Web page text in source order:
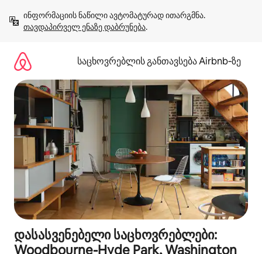
გადასვლა
თავდაპირველ ენაზე დაბრუნება.
საცხოვრებლის განთავსება Airbnb‑ზე
დასასვენებელი საცხოვრებლები:
Woodbourne-Hyde Park, Washington